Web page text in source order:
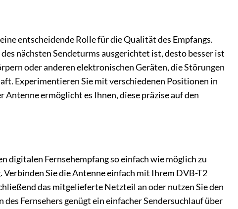
entscheidende Rolle für die Qualität des Empfangs.
nächsten Sendeturms ausgerichtet ist, desto besser ist
oder anderen elektronischen Geräten, die Störungen
Experimentieren Sie mit verschiedenen Positionen in
ermöglicht es Ihnen, diese präzise auf den
digitalen Fernsehempfang so einfach wie möglich zu
Sie die Antenne einfach mit Ihrem DVB-T2
das mitgelieferte Netzteil an oder nutzen Sie den
Fernsehers genügt ein einfacher Sendersuchlauf über